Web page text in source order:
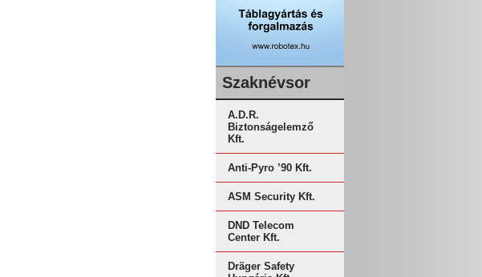
Szaknévsor
A.D.R.
Biztonságelemző
Kft.
Anti-Pyro ’90 Kft.
ASM Security Kft.
DND Telecom
Center Kft.
Dräger Safety